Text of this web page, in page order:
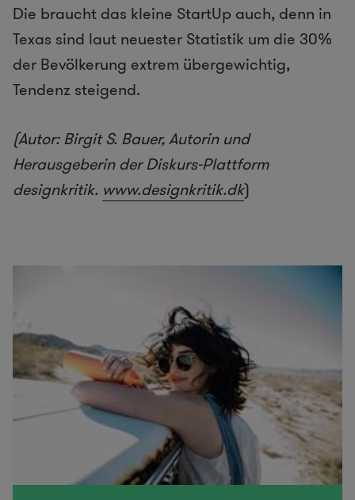
Die braucht das kleine StartUp auch, denn in
Texas sind laut neuester Statistik um die 30%
der Bevölkerung extrem übergewichtig,
Tendenz steigend.
(Autor: Birgit S. Bauer, Autorin und
Herausgeberin der Diskurs-Plattform
designkritik. www.designkritik.dk)